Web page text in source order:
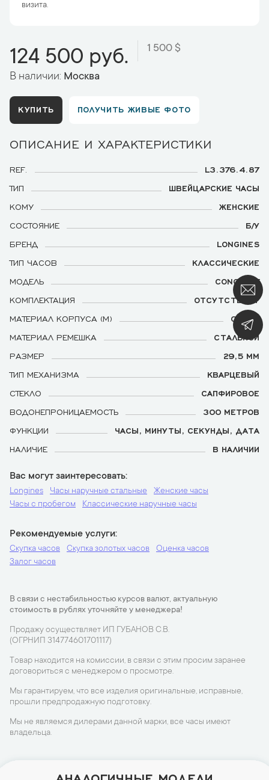
визита.
124 500 руб. 1 500 $
В наличии: Москва
КУПИТЬ ПОЛУЧИТЬ ЖИВЫЕ ФОТО
ОПИСАНИЕ И ХАРАКТЕРИСТИКИ
REF.
L3.376.4.87
ТИП
ШВЕЙЦАРСКИЕ ЧАСЫ
КОМУ
ЖЕНСКИЕ
СОСТОЯНИЕ
Б/У
БРЕНД
LONGINES
ТИП ЧАСОВ
КЛАССИЧЕСКИЕ
МОДЕЛЬ
CONQUEST
КОМПЛЕКТАЦИЯ
ОТСУТСТВУЕТ
МАТЕРИАЛ КОРПУСА (М)
СТАЛЬ
МАТЕРИАЛ РЕМЕШКА
СТАЛЬНОЙ
РАЗМЕР
29,5 ММ
ТИП МЕХАНИЗМА
КВАРЦЕВЫЙ
СТЕКЛО
САПФИРОВОЕ
ВОДОНЕПРОНИЦАЕМОСТЬ
300 МЕТРОВ
ФУНКЦИИ
ЧАСЫ, МИНУТЫ, СЕКУНДЫ, ДАТА
НАЛИЧИЕ
В НАЛИЧИИ
Вас могут заинтересовать
Longines Часы наручные стальные
Женские часы
Часы с пробегом
Классические наручные часы
Рекомендуемые услуги
Скупка часов Скупка золотых часов
Оценка часов
Залог часов
В связи с нестабильностью курсов валют, актуальную
стоимость в рублях уточняйте у менеджера!
Продажу осуществляет ИП ГУБАНОВ С.В.
(ОГРНИП 314774601701117)
Товар находится на комиссии, в связи с этим просим заранее
договориться с менеджером о просмотре.
Мы гарантируем, что все изделия оригинальные, исправные,
прошли предпродажную подготовку.
Мы не являемся дилерами данной марки, все часы имеют
владельца.
АНАЛОГИЧНЫЕ МОДЕЛИ